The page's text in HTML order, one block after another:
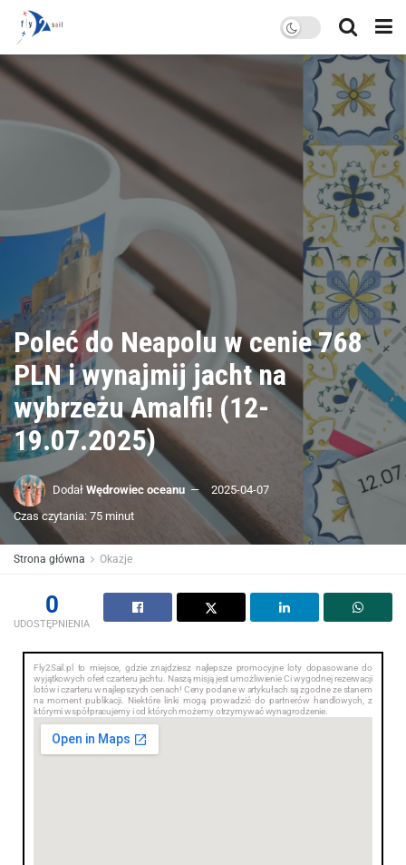
Poleć do Neapolu w cenie 768
PLN i wynajmij jacht na
wybrzeżu Amalfi! (12-
19.07.2025)
Dodał Wędrowiec oceanu
2025-04-07
Czas czytania: 75 minut
Strona główna Okazje
0
UDOSTĘPNIENIA
Fly2Sail.pl to miejsce, gdzie znajdziesz najlepsze promocyjne loty dopasowane do
wyjątkowych ofert czarteru jachtu. Naszą misją jest umożliwienie Ci wygodnej rezerwacji
lotów i czarteru w najlepszych cenach! Ceny podane w artykułach są zgodne ze stanem
na moment publikacji. Niektóre linki mogą prowadzić do partnerów handlowych, z
którymi współpracujemy i od których możemy otrzymywać wynagrodzenie.